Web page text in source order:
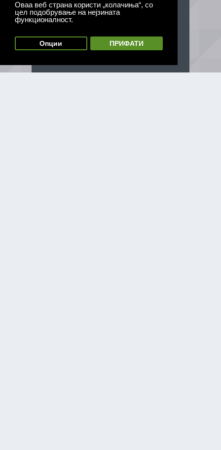
Оваа веб страна користи „колачиња“, со
цел подобрување на нејзината
функционалност.
Опции ПРИФАТИ